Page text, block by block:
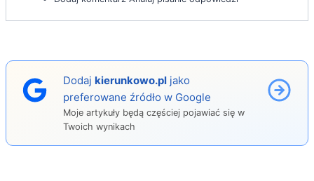
Dodajkierunkowo.pl jako
preferowane źródło w Google
Moje artykuły będą częściej pojawiać się w
Twoich wynikach